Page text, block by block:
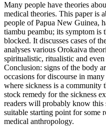
Many people have theories
medical theories. This paper is
people of Papua New Guinea,
tiambu peambu; its symptom is
blocked. It discusses cases of
analyses various Orokaiva
spiritualistic, ritualistic and
Conclusion: signs of the body
occasions for discourse in
where sickness is a
stock remedy for the sickness
readers will probably know this
suitable starting point for some
medical anthropology.